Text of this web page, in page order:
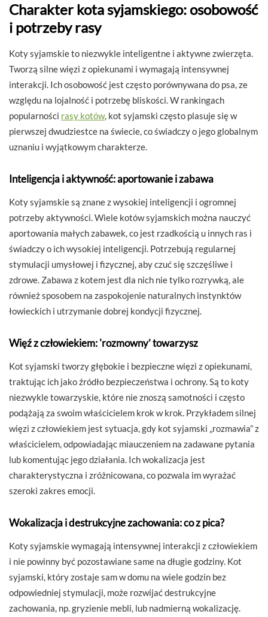
Charakter kota syjamskiego: osobowość
i potrzeby rasy
Koty syjamskie to niezwykle inteligentne i aktywne zwierzęta.
Tworzą silne więzi z opiekunami i wymagają intensywnej
interakcji. Ich osobowość jest często porównywana do psa, ze
względu na lojalność i potrzebę bliskości. W rankingach
popularności rasy kotów, kot syjamski często plasuje się w
pierwszej dwudziestce na świecie, co świadczy o jego globalnym
uznaniu i wyjątkowym charakterze.
Inteligencja i aktywność: aportowanie i zabawa
Koty syjamskie są znane z wysokiej inteligencji i ogromnej
potrzeby aktywności. Wiele kotów syjamskich można nauczyć
aportowania małych zabawek, co jest rzadkością u innych ras i
świadczy o ich wysokiej inteligencji. Potrzebują regularnej
stymulacji umysłowej i fizycznej, aby czuć się szczęśliwe i
zdrowe. Zabawa z kotem jest dla nich nie tylko rozrywką, ale
również sposobem na zaspokojenie naturalnych instynktów
łowieckich i utrzymanie dobrej kondycji fizycznej.
Więź z człowiekiem: 'rozmowny’ towarzysz
Kot syjamski tworzy głębokie i bezpieczne więzi z opiekunami,
traktując ich jako źródło bezpieczeństwa i ochrony. Są to koty
niezwykle towarzyskie, które nie znoszą samotności i często
podążają za swoim właścicielem krok w krok. Przykładem silnej
więzi z człowiekiem jest sytuacja, gdy kot syjamski „rozmawia” z
właścicielem, odpowiadając miauczeniem na zadawane pytania
lub komentując jego działania. Ich wokalizacja jest
charakterystyczna i zróżnicowana, co pozwala im wyrażać
szeroki zakres emocji.
Wokalizacja i destrukcyjne zachowania: co z pica?
Koty syjamskie wymagają intensywnej interakcji z człowiekiem
i nie powinny być pozostawiane same na długie godziny. Kot
syjamski, który zostaje sam w domu na wiele godzin bez
odpowiedniej stymulacji, może rozwijać destrukcyjne
zachowania, np. gryzienie mebli, lub nadmierną wokalizację.